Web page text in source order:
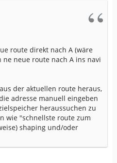
route direkt nach A (wäre
neue route nach A ins navi
der aktuellen route heraus,
adresse manuell eingeben
heraussuchen zu
wie "schnellste route zum
shaping und/oder